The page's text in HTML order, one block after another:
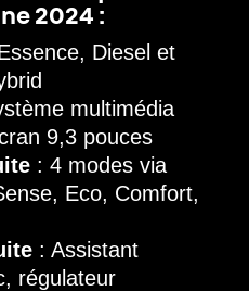
2024 :
Diesel et
multimédia
9,3 pouces
: 4 modes via
Eco, Comfort,
: Assistant
régulateur